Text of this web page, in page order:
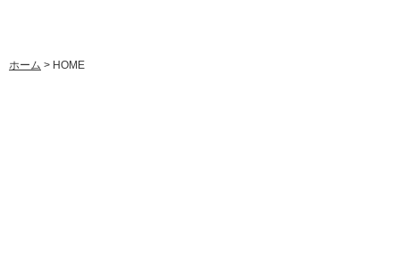
ホーム > HOME